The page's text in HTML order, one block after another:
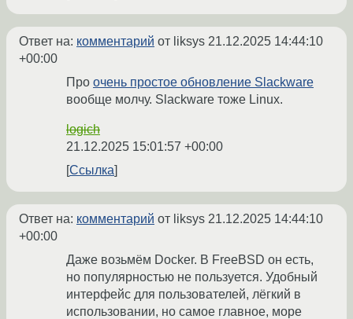
Ответ на: комментарий от liksys 21.12.2025 14:44:10
+00:00
Про очень простое обновление Slackware
вообще молчу. Slackware тоже Linux.
logich
21.12.2025 15:01:57 +00:00
Ссылка
Ответ на: комментарий от liksys 21.12.2025 14:44:10
+00:00
Даже возьмём Docker. В FreeBSD он есть,
но популярностью не пользуется. Удобный
интерфейс для пользователей, лёгкий в
использовании, но самое главное, море